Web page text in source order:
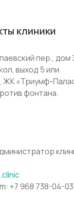
клиники
пер., дом
выход 5 или
ЖК «Триумф-
фонтана.
+7 968 738-04-03